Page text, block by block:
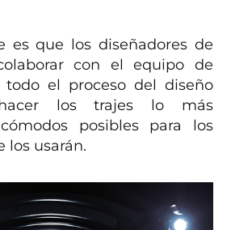
es que los diseñadores de
con el equipo de
todo el proceso del diseño
los trajes lo más
posibles para los
los usarán.